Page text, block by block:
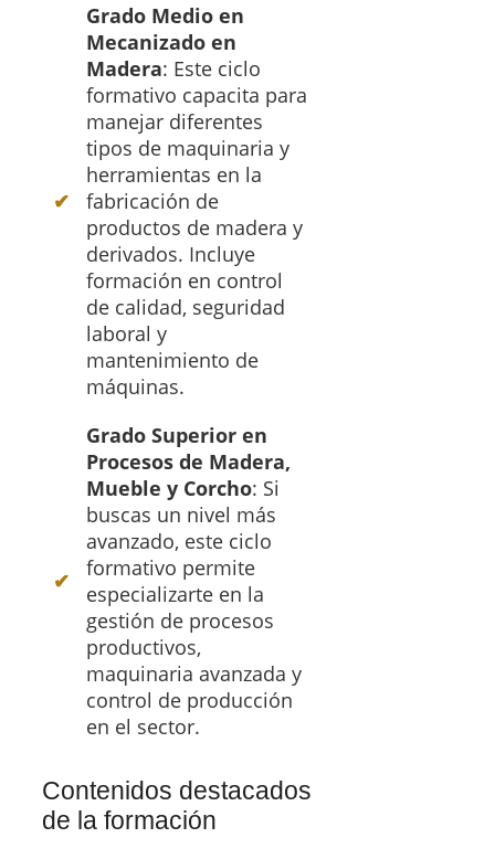
Grado Medio en
Mecanizado en
Madera: Este ciclo
formativo capacita para
manejar diferentes
tipos de maquinaria y
herramientas en la
fabricación de
productos de madera y
derivados. Incluye
formación en control
de calidad, seguridad
laboral y
mantenimiento de
máquinas.
Grado Superior en
Procesos de Madera,
Mueble y Corcho: Si
buscas un nivel más
avanzado, este ciclo
formativo permite
especializarte en la
gestión de procesos
productivos,
maquinaria avanzada y
control de producción
en el sector.
Contenidos destacados
de la formación